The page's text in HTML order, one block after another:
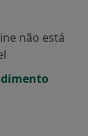
não está